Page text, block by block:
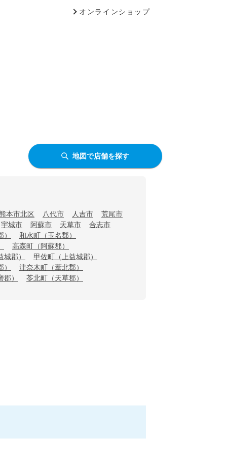
オンラインショップ
地図で店舗を探す
本市北区 八代市 人吉市
荒尾市
宇城市
阿蘇市 天草市
合志市
和水町（玉名郡）
高森町（阿蘇郡）
郡）
甲佐町（上益城郡）
津奈木町（葦北郡）
）
苓北町（天草郡）